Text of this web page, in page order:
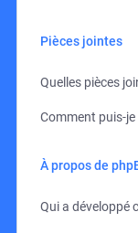
Pièces jointes
Quelles pièces
Comment puis-
À propos de
Qui a développé